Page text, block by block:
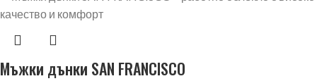
Мъжки дънки SAN FRANCISCO